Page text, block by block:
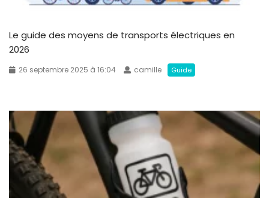
Le guide des moyens de transports électriques en
2026
26 septembre 2025 à 16:04 camille Guide